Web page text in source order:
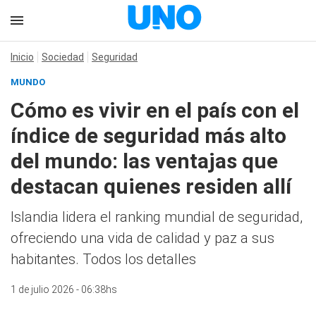
Inicio Sociedad Seguridad
MUNDO
Cómo es vivir en el país con el
índice de seguridad más alto
del mundo: las ventajas que
destacan quienes residen allí
Islandia lidera el ranking mundial de seguridad,
ofreciendo una vida de calidad y paz a sus
habitantes. Todos los detalles
1 de julio 2026 - 06:38hs